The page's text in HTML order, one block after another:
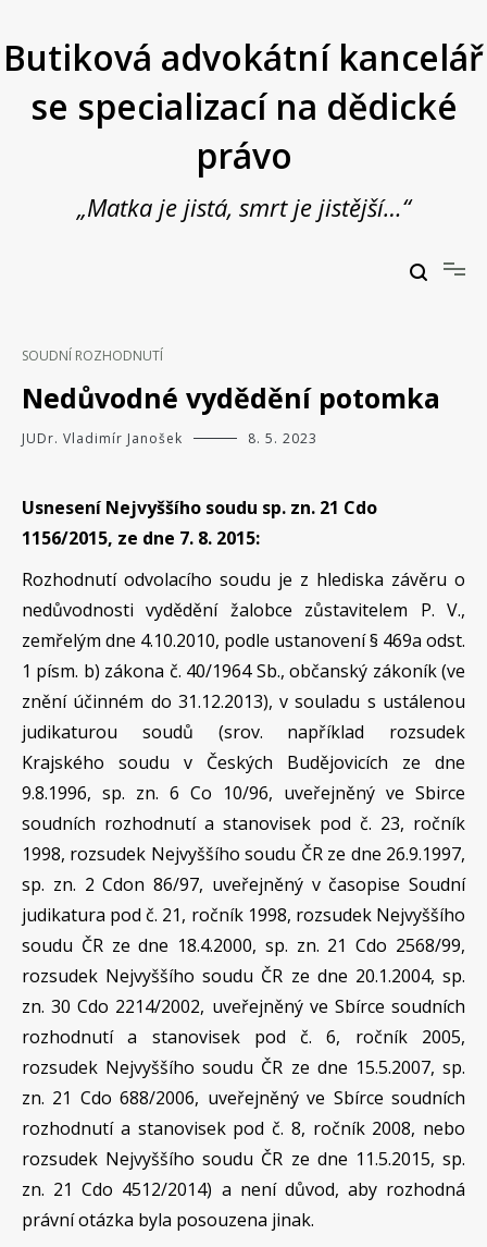
obsah
Butiková advokátní kancelář
se specializací na dědické
právo
„Matka je jistá, smrt je jistější…“
SOUDNÍ ROZHODNUTÍ
Nedůvodné vydědění potomka
JUDr. Vladimír Janošek 8. 5. 2023
Usnesení Nejvyššího soudu sp. zn. 21 Cdo
1156/2015, ze dne 7. 8. 2015:
Rozhodnutí odvolacího soudu je z hlediska závěru o
nedůvodnosti vydědění žalobce zůstavitelem P. V.,
zemřelým dne 4.10.2010, podle ustanovení § 469a odst.
1 písm. b) zákona č. 40/1964 Sb., občanský zákoník (ve
znění účinném do 31.12.2013), v souladu s ustálenou
judikaturou soudů (srov. například rozsudek
Krajského soudu v Českých Budějovicích ze dne
9.8.1996, sp. zn. 6 Co 10/96, uveřejněný ve Sbirce
soudních rozhodnutí a stanovisek pod č. 23, ročník
1998, rozsudek Nejvyššího soudu ČR ze dne 26.9.1997,
sp. zn. 2 Cdon 86/97, uveřejněný v časopise Soudní
judikatura pod č. 21, ročník 1998, rozsudek Nejvyššího
soudu ČR ze dne 18.4.2000, sp. zn. 21 Cdo 2568/99,
rozsudek Nejvyššího soudu ČR ze dne 20.1.2004, sp.
zn. 30 Cdo 2214/2002, uveřejněný ve Sbírce soudních
rozhodnutí a stanovisek pod č. 6, ročník 2005,
rozsudek Nejvyššího soudu ČR ze dne 15.5.2007, sp.
zn. 21 Cdo 688/2006, uveřejněný ve Sbírce soudních
rozhodnutí a stanovisek pod č. 8, ročník 2008, nebo
rozsudek Nejvyššího soudu ČR ze dne 11.5.2015, sp.
zn. 21 Cdo 4512/2014) a není důvod, aby rozhodná
právní otázka byla posouzena jinak.